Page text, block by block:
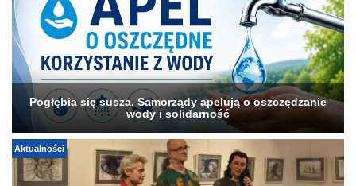
Pogłębia się susza. Samorządy apelują o oszczędzanie
wody i solidarność
Aktualności